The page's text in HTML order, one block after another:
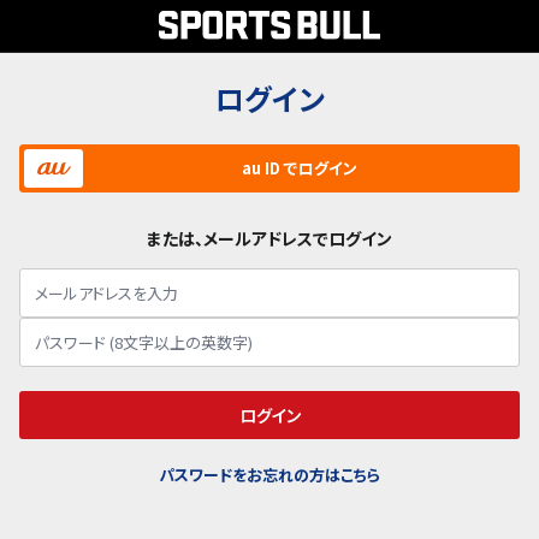
ログイン
au ID でログイン
または、メールアドレスでログイン
ログイン
パスワードをお忘れの方はこちら